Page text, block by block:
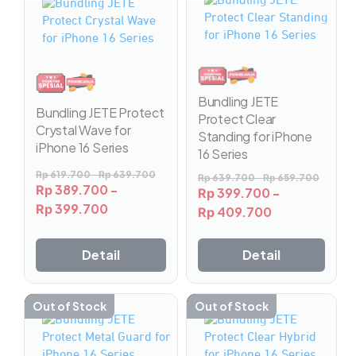
Bundling JETE Protect
Crystal Wave for
iPhone 16 Series
Rp619.700-Rp639.700
Rp389.700 -
Rp399.700
ini
memiliki
beberapa
Pilihan
ini
dapat
diambil
di
halaman
produk
Detail
Bundling JETE
Protect Clear
Standing for iPhone
16 Series
Rp639.700-Rp659.700
Rp399.700 -
Rp409.700
ini
memiliki
varian.
Pilihan
ini
dapat
diambil
di
produk
Detail
-38%
Out of Stock
Produk
ini
memiliki
-37%
Out of Stock
Produk
ini
memiliki